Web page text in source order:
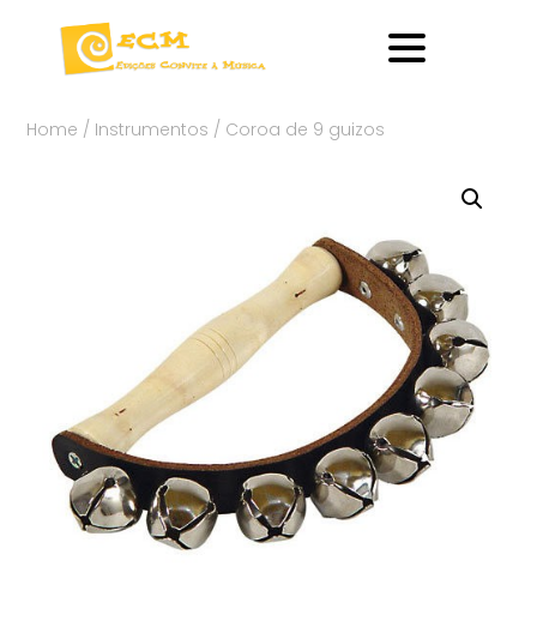
Home / Instrumentos / Coroa de 9 guizos